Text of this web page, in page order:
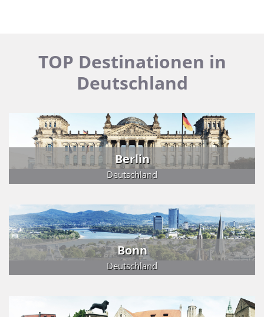
TOP Destinationen in
Deutschland
Berlin
Deutschland
Bonn
Deutschland